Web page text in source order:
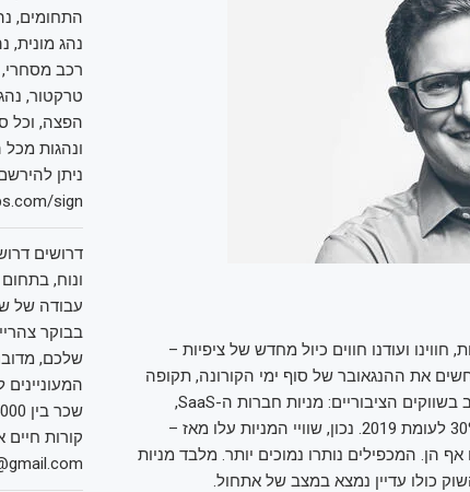
ועודנו חווים כיול מחדש של ציפיות –
חשים את ההנגאובר של סוף ימי הקורונה, תקופה
שבה רבים מאיתנו נכוו לא פעם. האתחול הזה מורגש היטב בשווקים הציבוריים: מניות חברות ה-SaaS,
למשל, נסחרות עדיין במכפיל הכנסות (ARR) שנמוך בכ-30% לעומת 2019. נכון, שוויי המניות עלו מאז –
המכפילים נותרו נמוכים יותר. מלבד מניות
כולו עדיין נמצא במצב של אתחול.
התחומים,
נהג מונית,
רכב מסחרי,
טרקטור,
הפצה, וכל
ונהגות
ניתן
sign/
דרושים
עבודה של
בבוקר
שלכם,
קורות חיים